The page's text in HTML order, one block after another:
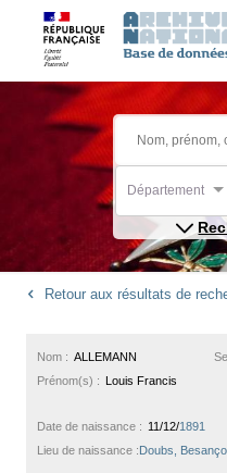
Département
Retour aux résultats de
Nom : ALLEMANN
Prénom(s) : Louis Francis
Date de naissance : 11/12/1891
Lieu de naissance :Doubs,